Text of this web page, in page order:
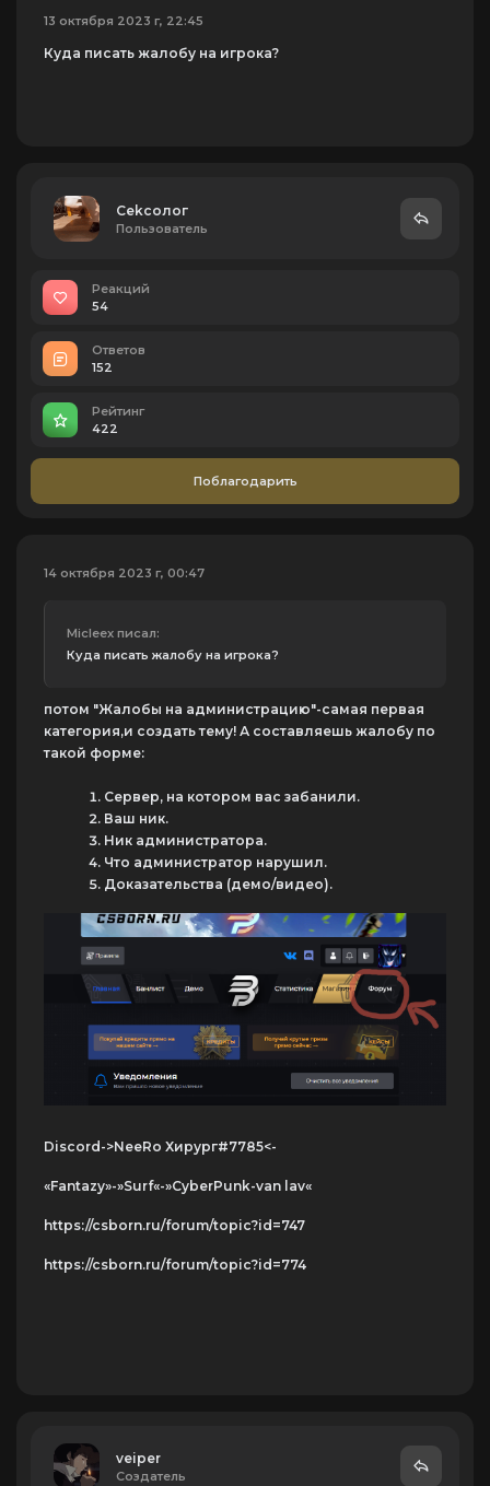
13 октября 2023 г, 22:45
Куда писать жалобу на игрока?
Cekcoлог
Пользователь
Реакций
54
Ответов
152
Рейтинг
422
Поблагодарить
14 октября 2023 г, 00:47
Micleex писал:
Куда писать жалобу на игрока?
потом "Жалобы на администрацию"-самая первая
категория,и создать тему! А составляешь жалобу по
такой форме:
Сервер, на котором вас забанили.
Ваш ник.
Ник администратора.
Что администратор нарушил.
Доказательства (демо/видео).
Discord->NeeRo Хирург#7785<-
«Fantazy»-»Surf«-»CyberPunk-van lav«
https://csborn.ru/forum/topic?id=747
https://csborn.ru/forum/topic?id=774
veiper
Создатель